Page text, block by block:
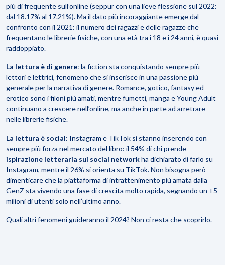
più di frequente sull’online (seppur con una lieve flessione sul 2022:
dal 18.17% al 17.21%). Ma il dato più incoraggiante emerge dal
confronto con il 2021: il numero dei ragazzi e delle ragazze che
frequentano le librerie fisiche, con una età tra i 18 e i 24 anni, è quasi
raddoppiato.
La lettura è di genere: la fiction sta conquistando sempre più
lettori e lettrici, fenomeno che si inserisce in una passione più
generale per la narrativa di genere. Romance, gotico, fantasy ed
erotico sono i filoni più amati, mentre fumetti, manga e Young Adult
continuano a crescere nell’online, ma anche in parte ad arretrare
nelle librerie fisiche.
La lettura è social: Instagram e TikTok si stanno inserendo con
sempre più forza nel mercato del libro: il 54% di chi prende
ispirazione letteraria sui social networkha dichiarato di farlo su
Instagram, mentre il 26% si orienta su TikTok. Non bisogna però
dimenticare che la piattaforma di intrattenimento più amata dalla
GenZ sta vivendo una fase di crescita molto rapida, segnando un +5
milioni di utenti solo nell’ultimo anno.
Quali altri fenomeni guideranno il 2024? Non ci resta che scoprirlo.